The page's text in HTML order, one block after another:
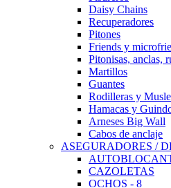
Daisy Chains
Recuperadores
Pitones
Friends y
Pitonisas, anclas,
Martillos
Guantes
Rodilleras y
Hamacas y
Arneses Big Wall
Cabos de anclaje
ASEGURADORES /
CAZOLETAS
OCHOS - 8